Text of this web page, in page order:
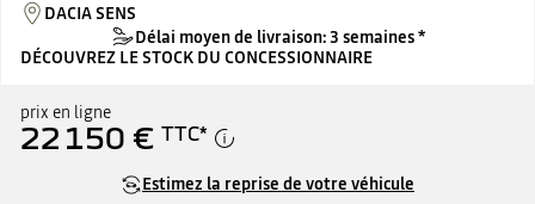
DACIA SENS
Délai moyen de livraison: 3 semaines *
DÉCOUVREZ LE STOCK DU CONCESSIONNAIRE
prix en ligne
22 150 € TTC*
Estimez la reprise de votre véhicule